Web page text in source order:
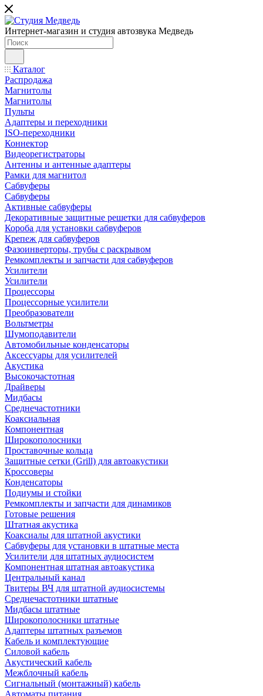
Интернет-магазин и студия автозвука Медведь
Каталог
Распродажа
Магнитолы
Магнитолы
Пульты
Адаптеры и переходники
ISO-переходники
Коннектор
Видеорегистраторы
Антенны и антенные адаптеры
Рамки для магнитол
Сабвуферы
Сабвуферы
Активные сабвуферы
Декоративные защитные решетки для сабвуферов
Короба для установки сабвуферов
Крепеж для сабвуферов
Фазоинверторы, трубы с раскрывом
Ремкомплекты и запчасти для сабвуферов
Усилители
Усилители
Процессоры
Процессорные усилители
Преобразователи
Вольтметры
Шумоподавители
Автомобильные конденсаторы
Аксессуары для усилителей
Акустика
Высокочастотная
Драйверы
Мидбасы
Среднечастотники
Коаксиальная
Компонентная
Широкополосники
Проставочные кольца
Защитные сетки (Grill) для автоакустики
Кроссоверы
Конденсаторы
Подиумы и стойки
Ремкомплекты и запчасти для динамиков
Готовые решения
Штатная акустика
Коаксиалы для штатной акустики
Сабвуферы для установки в штатные места
Усилители для штатных аудиосистем
Компонентная штатная автоакустика
Центральный канал
Твитеры ВЧ для штатной аудиосистемы
Среднечастотники штатные
Мидбасы штатные
Широкополосники штатные
Адаптеры штатных разъемов
Кабель и комплектующие
Силовой кабель
Акустический кабель
Межблочный кабель
Сигнальный (монтажный) кабель
Автоматы питания